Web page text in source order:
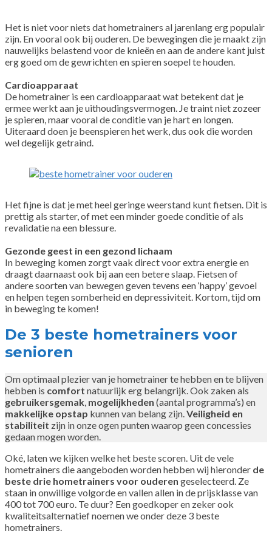
Het is niet voor niets dat hometrainers al jarenlang erg populair
zijn. En vooral ook bij ouderen. De bewegingen die je maakt zijn
nauwelijks belastend voor de knieën en aan de andere kant juist
erg goed om de gewrichten en spieren soepel te houden.
Cardioapparaat
De hometrainer is een cardioapparaat wat betekent dat je
ermee werkt aan je uithoudingsvermogen. Je traint niet zozeer
je spieren, maar vooral de conditie van je hart en longen.
Uiteraard doen je beenspieren het werk, dus ook die worden
wel degelijk getraind.
Het fijne is dat je met heel geringe weerstand kunt fietsen. Dit is
prettig als starter, of met een minder goede conditie of als
revalidatie na een blessure.
Gezonde geest in een gezond lichaam
In beweging komen zorgt vaak direct voor extra energie en
draagt daarnaast ook bij aan een betere slaap. Fietsen of
andere soorten van bewegen geven tevens een ‘happy’ gevoel
en helpen tegen somberheid en depressiviteit. Kortom, tijd om
in beweging te komen!
De 3 beste hometrainers voor
senioren
Om optimaal plezier van je hometrainer te hebben en te blijven
hebben is comfort natuurlijk erg belangrijk. Ook zaken als
gebruikersgemak, mogelijkheden (aantal programma’s) en
makkelijke opstap kunnen van belang zijn.Veiligheid en
stabiliteit zijn in onze ogen punten waarop geen concessies
gedaan mogen worden.
Oké, laten we kijken welke het beste scoren. Uit de vele
hometrainers die aangeboden worden hebben wij hieronder de
beste drie hometrainers voor ouderen geselecteerd. Ze
staan in onwillige volgorde en vallen allen in de prijsklasse van
400 tot 700 euro. Te duur? Een goedkoper en zeker ook
kwaliteitsalternatief noemen we onder deze 3 beste
hometrainers.